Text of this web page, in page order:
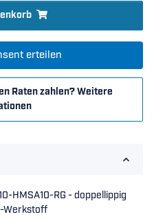
erteilen
Raten zahlen?Weitere
HMSA10-RG - doppellippig
Werkstoff